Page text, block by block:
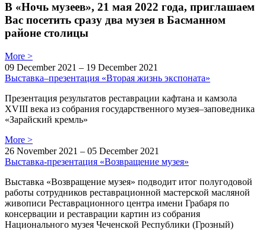
В «Ночь музеев», 21 мая 2022 года, приглашаем
Вас посетить сразу два музея в Басманном
районе столицы
More >
09 December 2021 – 19 December 2021
Выставка–презентация «Вторая жизнь экспоната»
Презентация результатов реставрации кафтана и камзола
XVIII века из собрания государственного музея–заповедника
«Зарайский кремль»
More >
26 November 2021 – 05 December 2021
Выставка-презентация «Возвращение музея»
Выставка «Возвращение музея» подводит итог полугодовой
работы сотрудников реставрационной мастерской масляной
живописи Реставрационного центра имени Грабаря по
консервации и реставрации картин из собрания
Национального музея Чеченской Республики (Грозный)